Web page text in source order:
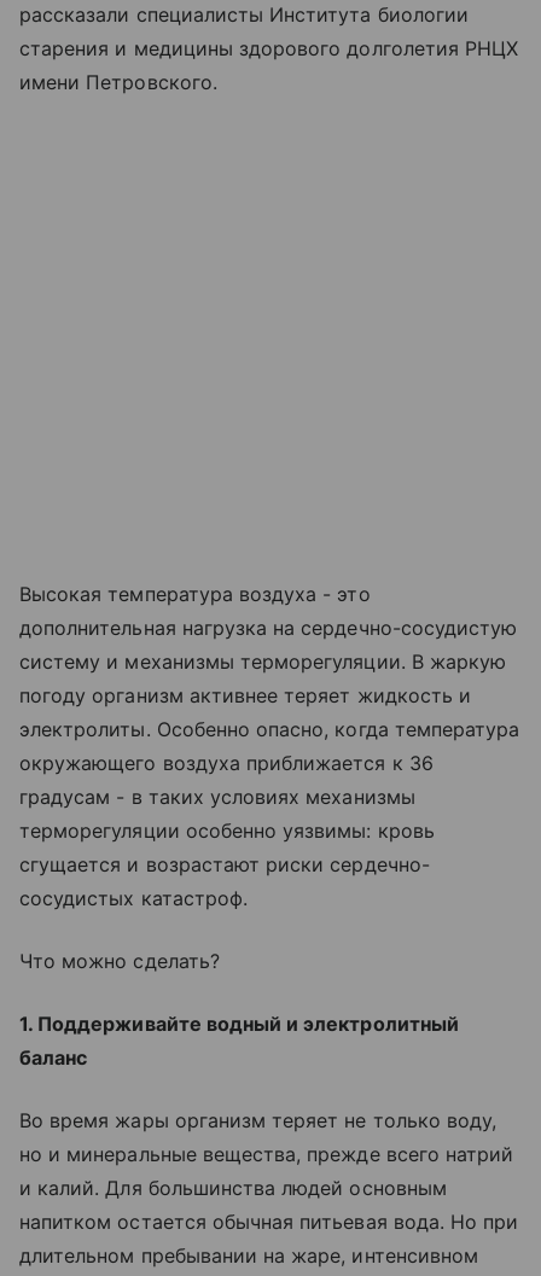
рассказали специалисты Института биологии
старения и медицины здорового долголетия РНЦХ
имени Петровского.
Высокая температура воздуха - это
дополнительная нагрузка на сердечно-сосудистую
систему и механизмы терморегуляции. В жаркую
погоду организм активнее теряет жидкость и
электролиты. Особенно опасно, когда температура
окружающего воздуха приближается к 36
градусам - в таких условиях механизмы
терморегуляции особенно уязвимы: кровь
сгущается и возрастают риски сердечно-
сосудистых катастроф.
Что можно сделать?
1. Поддерживайте водный и электролитный
баланс
Во время жары организм теряет не только воду,
но и минеральные вещества, прежде всего натрий
и калий. Для большинства людей основным
напитком остается обычная питьевая вода. Но при
длительном пребывании на жаре, интенсивном